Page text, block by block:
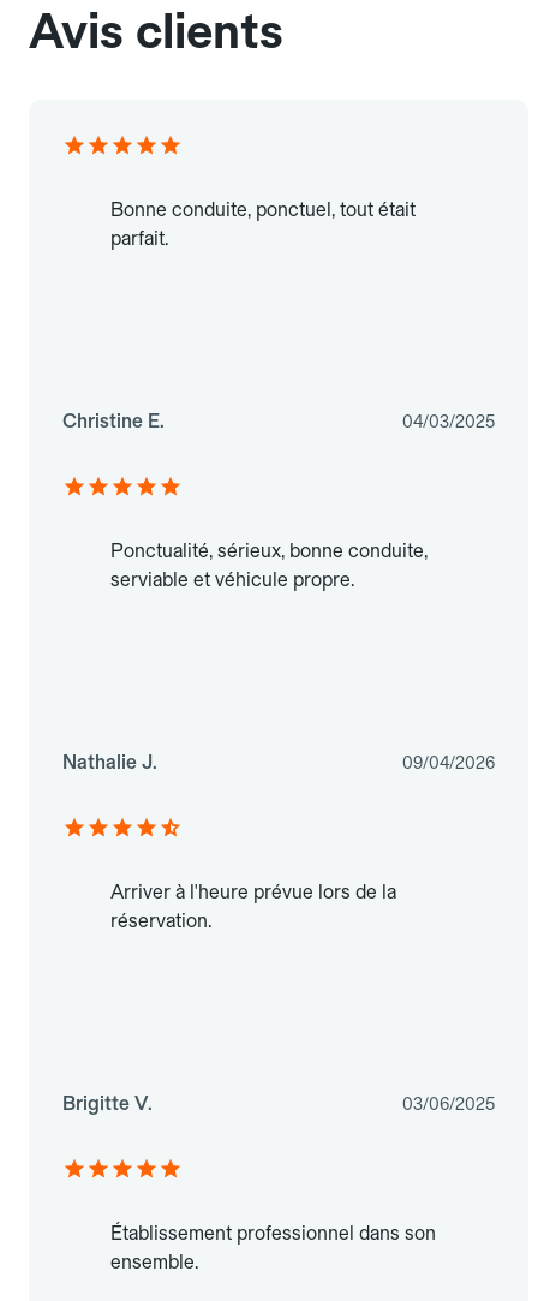
Avis clients
Bonne conduite, ponctuel, tout était
parfait.
Christine E. 04/03/2025
Ponctualité, sérieux, bonne conduite,
serviable et véhicule propre.
Nathalie J. 09/04/2026
Arriver à l'heure prévue lors de la
réservation.
Brigitte V. 03/06/2025
Établissement professionnel dans son
ensemble.